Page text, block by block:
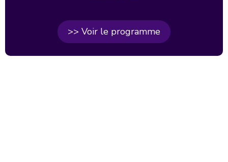
>> Voir le programme